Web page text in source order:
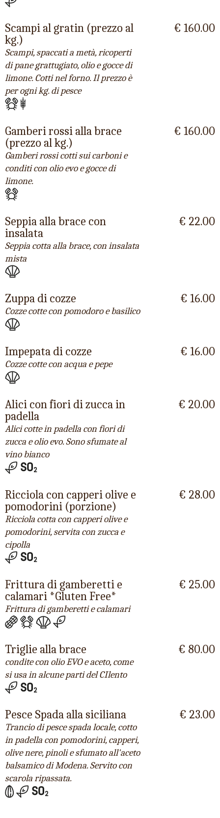
Scampi al gratin (prezzo al
kg.)
Scampi, spaccati a metà, ricoperti
di pane grattugiato, olio e gocce di
limone. Cotti nel forno. Il prezzo è
per ogni kg. di pesce
€ 160.00
Gamberi rossi alla brace
(prezzo al kg.)
Gamberi rossi cotti sui carboni e
conditi con olio evo e gocce di
limone.
€ 160.00
Seppia alla brace con
insalata
Seppia cotta alla brace, con insalata
mista
€ 22.00
Zuppa di cozze
Cozze cotte con pomodoro e basilico
€ 16.00
Impepata di cozze
Cozze cotte con acqua e pepe
€ 16.00
Alici con fiori di zucca in
padella
Alici cotte in padella con fiori di
zucca e olio evo. Sono sfumate al
vino bianco
€ 20.00
Ricciola con capperi olive e
pomodorini (porzione)
Ricciola cotta con capperi olive e
pomodorini, servita con zucca e
cipolla
€ 28.00
Frittura di gamberetti e
calamari *Gluten Free*
Frittura di gamberetti e calamari
€ 25.00
Triglie alla brace
condite con olio EVO e aceto, come
si usa in alcune parti del CIlento
€ 80.00
Pesce Spada alla siciliana
Trancio di pesce spada locale, cotto
in padella con pomodorini, capperi,
olive nere, pinoli e sfumato all'aceto
balsamico di Modena. Servito con
scarola ripassata.
€ 23.00